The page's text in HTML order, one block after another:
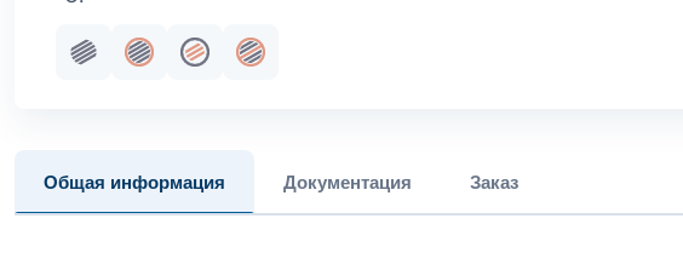
Пучковая скрутка
Общий экран
Жила медная многопроволочная
Индивидуальный/парный экран
Общая информация Документация Заказ